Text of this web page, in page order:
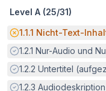
Level A (25/31)
Potenzielle Barriere:
1.1.1 Nicht-Text-
Erfüllt:
1.2.1 Nur-Audio und
Erfüllt:
1.2.2 Untertitel
Erfüllt:
1.2.3